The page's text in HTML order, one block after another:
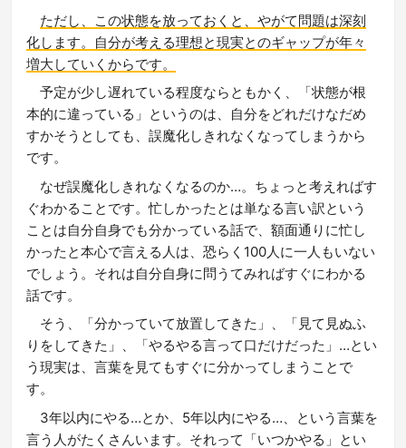
ただし、この状態を放っておくと、やがて問題は深刻
化します。自分が考える理想と現実とのギャップが年々
増大していくからです。
予定が少し遅れている程度ならともかく、「状態が根
本的に違っている」というのは、自分をどれだけなだめ
すかそうとしても、誤魔化しきれなくなってしまうから
です。
なぜ誤魔化しきれなくなるのか…。ちょっと考えればす
ぐわかることです。忙しかったとは単なる言い訳という
ことは自分自身でも分かっている話で、額面通りに忙し
かったと本心で言える人は、恐らく100人に一人もいない
でしょう。それは自分自身に問うてみればすぐにわかる
話です。
そう、「分かっていて放置してきた」、「見て見ぬふ
りをしてきた」、「やるやる言って口だけだった」…とい
う現実は、言葉を見てもすぐに分かってしまうことで
す。
3年以内にやる…とか、5年以内にやる…、という言葉を
言う人がたくさんいます。それって「いつかやる」とい